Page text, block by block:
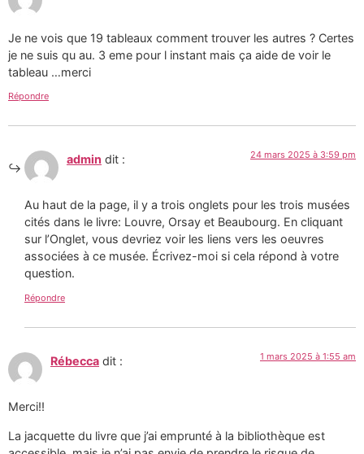
Je ne vois que 19 tableaux comment trouver les autres ? Certes
je ne suis qu au. 3 eme pour l instant mais ça aide de voir le
tableau …merci
Répondre
admin dit : 24 mars 2025 à 3:59 pm
Au haut de la page, il y a trois onglets pour les trois musées
cités dans le livre: Louvre, Orsay et Beaubourg. En cliquant
sur l’Onglet, vous devriez voir les liens vers les oeuvres
associées à ce musée. Écrivez-moi si cela répond à votre
question.
Répondre
Rébecca dit : 1 mars 2025 à 1:55 am
Merci!!
La jacquette du livre que j’ai emprunté à la bibliothèque est